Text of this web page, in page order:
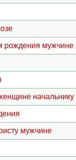
рождения мужчине
начальнику
мужчине